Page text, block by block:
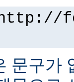
문구가